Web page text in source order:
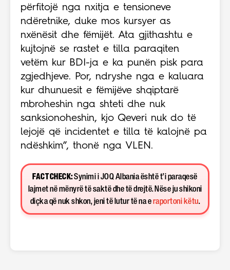
përfitojë nga nxitja e tensioneve
ndëretnike, duke mos kursyer as
nxënësit dhe fëmijët. Ata gjithashtu e
kujtojnë se rastet e tilla paraqiten
vetëm kur BDI-ja e ka punën pisk para
zgjedhjeve. Por, ndryshe nga e kaluara
kur dhunuesit e fëmijëve shqiptarë
mbroheshin nga shteti dhe nuk
sanksionoheshin, kjo Qeveri nuk do të
lejojë që incidentet e tilla të kalojnë pa
ndëshkim”, thonë nga VLEN.
FACT CHECK:Synimi i JOQ Albania është t’i paraqesë
lajmet në mënyrë të saktë dhe të drejtë. Nëse ju shikoni
diçka që nuk shkon, jeni të lutur të na e raportoni këtu.